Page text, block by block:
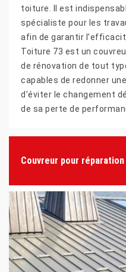
toiture. Il est
spécialiste pour les
afin de garantir
Toiture 73 est un
de rénovation de tout
capables de redonner
d’éviter le changement
de sa perte de
Couvreur pour